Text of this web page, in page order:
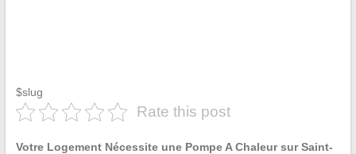
$slug
Rate this post
Votre Logement Nécessite une Pompe A Chaleur sur Saint-